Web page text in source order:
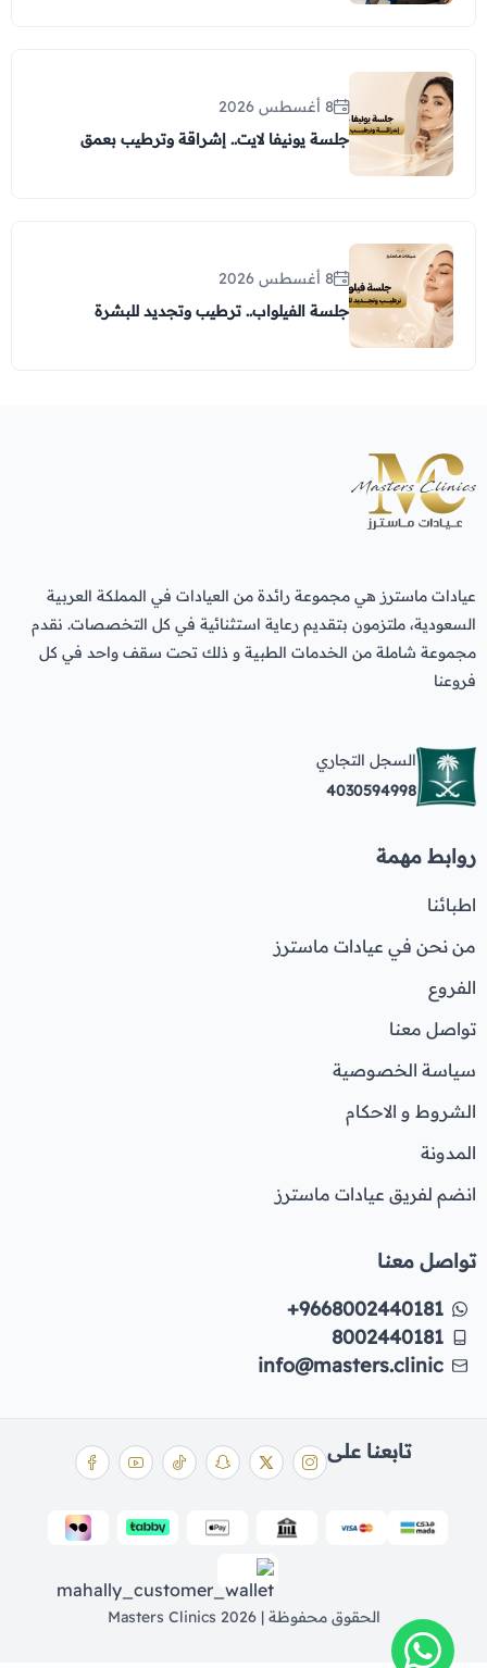
8 أغسطس 2026
جلسة يونيفا لايت.. إشراقة وترطيب بعمق
8 أغسطس 2026
جلسة الفيلواب.. ترطيب وتجديد للبشرة
عيادات ماسترز هي مجموعة رائدة من العيادات في المملكة العربية
السعودية، ملتزمون بتقديم رعاية استثنائية في كل التخصصات. نقدم
مجموعة شاملة من الخدمات الطبية و ذلك تحت سقف واحد في كل
فروعنا
السجل التجاري
4030594998
روابط مهمة
اطبائنا
من نحن في عيادات ماسترز
الفروع
تواصل معنا
سياسة الخصوصية
الشروط و الاحكام
المدونة
انضم لفريق عيادات ماسترز
تواصل معنا
+9668002440181
8002440181
info@masters.clinic
الحقوق محفوظة | 2026 Masters Clinics
تابعنا على